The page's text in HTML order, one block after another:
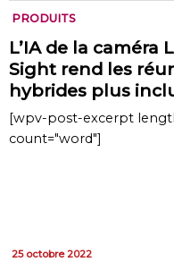
PRODUITS
L’IA de la caméra
Sight rend les
hybrides plus
[wpv-post-excerpt
count="word"]
25 octobre 2022